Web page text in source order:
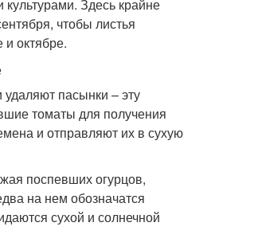
Здесь крайне
чтобы листья
октябре.
пасынки – эту
томаты для получения
и отправляют их в сухую
поспевших огурцов,
на нем обозначатся
сухой и солнечной